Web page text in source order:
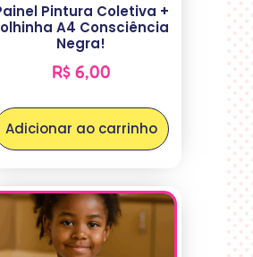
Pintura Coletiva +
A4 Consciência
Negra!
R$6,00
Adicionar ao carrinho